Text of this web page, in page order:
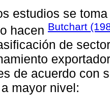
estudios se
hacen Butchart
de
de acuerdo con
mayor nivel: